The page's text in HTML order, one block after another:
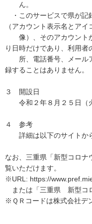
ん。
・このサービスで県が記
（アカウント表示名とア
像）、そのアカウントが
り日時だけであり、利用
所、電話番号、メール
録することはありません。
３ 開設日
令和２年８月２５日（
４ 参考
詳細は以下のサイトから
なお、三重県「新型コロ
覧いただけます。
※URL: https://
または「三重県 新型コ
※ＱＲコードは株式会社デ